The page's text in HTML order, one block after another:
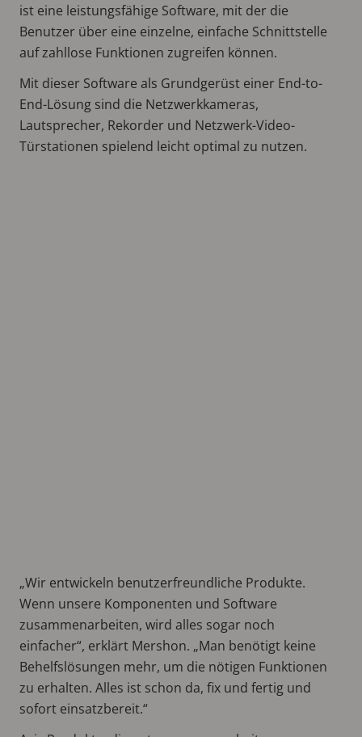
ist eine leistungsfähige Software, mit der die
Benutzer über eine einzelne, einfache Schnittstelle
auf zahllose Funktionen zugreifen können.
Mit dieser Software als Grundgerüst einer End-to-
End-Lösung sind die Netzwerkkameras,
Lautsprecher, Rekorder und Netzwerk-Video-
Türstationen spielend leicht optimal zu nutzen.
„Wir entwickeln benutzerfreundliche Produkte.
Wenn unsere Komponenten und Software
zusammenarbeiten, wird alles sogar noch
einfacher“, erklärt Mershon. „Man benötigt keine
Behelfslösungen mehr, um die nötigen Funktionen
zu erhalten. Alles ist schon da, fix und fertig und
sofort einsatzbereit.“